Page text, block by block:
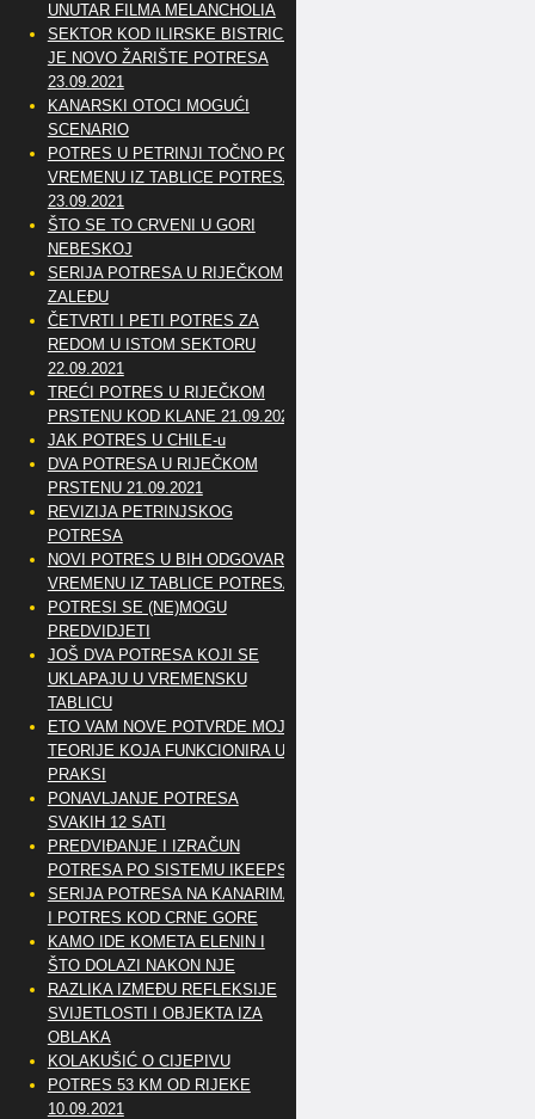
UNUTAR FILMA MELANCHOLIA
SEKTOR KOD ILIRSKE BISTRICE
JE NOVO ŽARIŠTE POTRESA
23.09.2021
KANARSKI OTOCI MOGUĆI
SCENARIO
POTRES U PETRINJI TOČNO PO
VREMENU IZ TABLICE POTRESA
23.09.2021
ŠTO SE TO CRVENI U GORI
NEBESKOJ
SERIJA POTRESA U RIJEČKOM
ZALEĐU
ČETVRTI I PETI POTRES ZA
REDOM U ISTOM SEKTORU
22.09.2021
TREĆI POTRES U RIJEČKOM
PRSTENU KOD KLANE 21.09.2021
JAK POTRES U CHILE-u
DVA POTRESA U RIJEČKOM
PRSTENU 21.09.2021
REVIZIJA PETRINJSKOG
POTRESA
NOVI POTRES U BIH ODGOVARA
VREMENU IZ TABLICE POTRESA
POTRESI SE (NE)MOGU
PREDVIDJETI
JOŠ DVA POTRESA KOJI SE
UKLAPAJU U VREMENSKU
TABLICU
ETO VAM NOVE POTVRDE MOJE
TEORIJE KOJA FUNKCIONIRA U
PRAKSI
PONAVLJANJE POTRESA
SVAKIH 12 SATI
PREDVIĐANJE I IZRAČUN
POTRESA PO SISTEMU IKEEPS
SERIJA POTRESA NA KANARIMA
I POTRES KOD CRNE GORE
KAMO IDE KOMETA ELENIN I
ŠTO DOLAZI NAKON NJE
RAZLIKA IZMEĐU REFLEKSIJE
SVIJETLOSTI I OBJEKTA IZA
OBLAKA
KOLAKUŠIĆ O CIJEPIVU
POTRES 53 KM OD RIJEKE
10.09.2021